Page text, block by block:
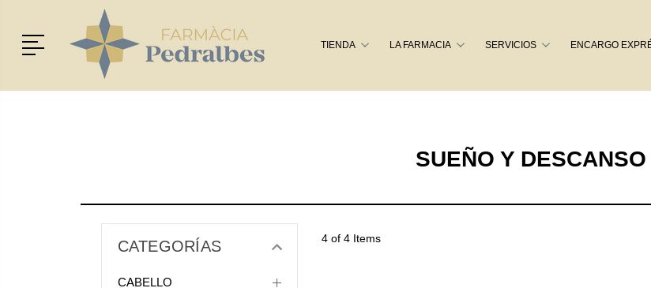
Menú TIENDA LA FARMACIA SERVICIOS ENCARGO
SUEÑO Y DESCANSO
CATEGORÍAS
CABELLO
4 of 4 Items